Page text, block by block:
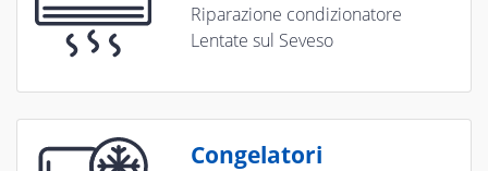
Riparazione condizionatore
Lentate sul Seveso
Congelatori